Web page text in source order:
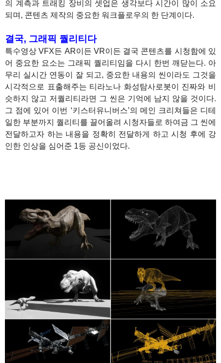
의 계측과 트래킹 장비의 셋업은 생각보다 시간이 많이 소요
되며, 콘텐츠 제작의 중요한 워크플로우의 한 단계이다.
결국, 그래픽 퀄리티다
특수영상 VFX든 AR이든 VR이든 결국 콘텐츠를 시청함에 있
어 중요한 요소는 그래픽 퀄리티임을 다시 한번 깨닫는다. 아
무리 실시간 연동이 잘 되고, 중요한 내용의 씬이라도 그것을
시각적으로 표출해주는 티라노나 화성탐사로봇이 진짜와 비
슷하지 않고 저퀄리티라면 그 씬은 기억에 남지 않을 것이다.
그 점에 있어 이번 ‘키스터유니버스’의 메인 크리쳐들은 디테
일한 부분까지 퀄리티를 끌어올려 시청자들로 하여금 그 씬에
전달하고자 하는 내용을 정확히 전달하게 하고 시청 후에 강
인한 인상을 심어준 1등 공신이었다.